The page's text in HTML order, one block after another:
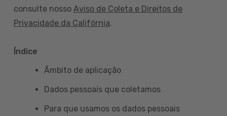
consulte nosso Aviso de Coleta e Direitos de
Privacidade da Califórnia.
Índice
Âmbito de aplicação
Dados pessoais que coletamos
Para que usamos os dados pessoais